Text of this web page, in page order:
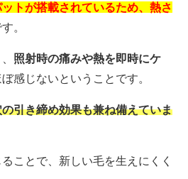
トが搭載されているため、熱さ
。
照射時の痛みや熱を即時にケ
感じないということです。
の引き締め効果も兼ね備えていま
ことで、新しい毛を生えにくく